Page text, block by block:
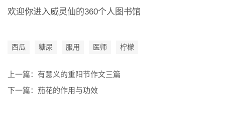
欢迎你进入威灵仙的360个人图书馆
西瓜 糖尿 服用 医师 柠檬
上一篇： 有意义的重阳节作文三篇
下一篇： 茄花的作用与功效